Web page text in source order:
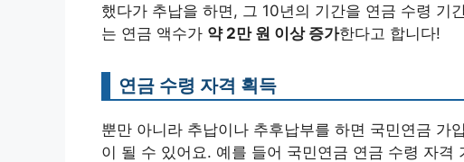
했다가 추납을 하면, 그 10년의 기간을 연금 수령 기
는 연금 액수가 약 2만 원 이상 증가한다고 합니다!
연금 수령 자격 획득
뿐만 아니라 추납이나 추후납부를 하면 국민연금 가
이 될 수 있어요. 예를 들어 국민연금 연금 수령 자격